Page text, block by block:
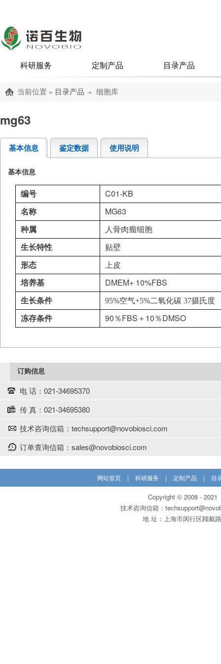
科研服务 定制产品 目录产品
当前位置 » 目录产品 » 细胞库
mg63
基本信息 鉴定数据 使用说明
基本信息
编号 C01-KB
名称 MG63
种属 人骨肉瘤细胞
生长特性 贴壁
形态 上皮
培养基 DMEM+ 10%FBS
生长条件 95%空气+5%二氧化碳 37摄氏度
冻存条件 90 ％FBS ＋ 10 ％DMSO
订购信息
电 话：021-34695370
传 真：021-34695380
技术咨询信箱：techsupport@novobiosci.com
订单查询信箱：sales@novobiosci.com
网站首页 | 科研服务 | 定制产品 | 目
Copyright © 2008 -
技术咨询信箱：
地 址：上海市闵行区顾